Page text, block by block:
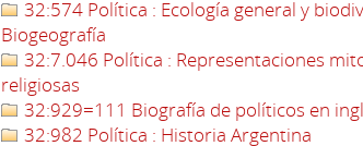
32:574 Política : Ecología general y
Biogeografía
32:7.046 Política : Representaciones
religiosas
32:929=111 Biografía de políticos en
32:982 Política : Historia Argentina